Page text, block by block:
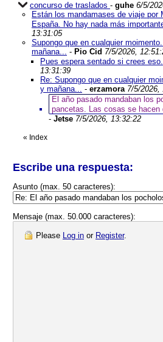
concurso de traslados - guhe 6/5/
Están los mandamases de viaje por
España. No hay nada más
13:31:05
Supongo que en cualquier
mañana... - Pio Cid 7/5/2026,
Pues espera sentado si crees eso.
13:31:39
Re: Supongo que en cualquier
y mañana... - erzamora 7/5/2026,
El año pasado mandaban los
pancetas. Las cosas se hacen
- Jetse 7/5/2026, 13:32:22
« Index
Escribe una respuesta:
Asunto (max. 50 caracteres):
Mensaje (max. 50.000 caracteres):
Please Log in or Register.